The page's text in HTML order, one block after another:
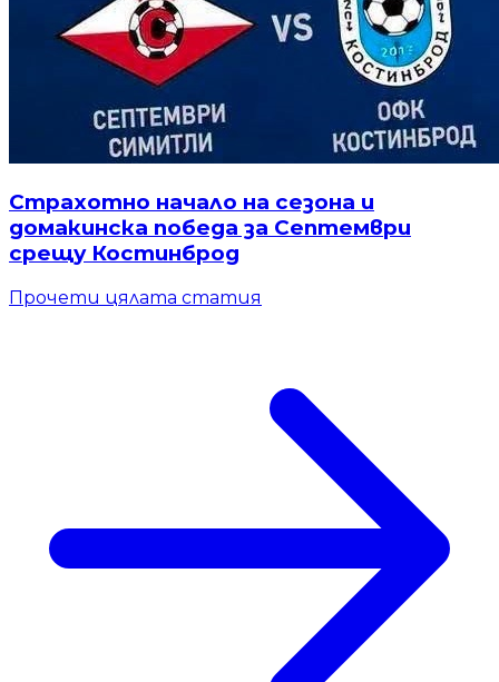
Страхотно начало на сезона и
домакинска победа за Септември
срещу Костинброд
Прочети цялата статия